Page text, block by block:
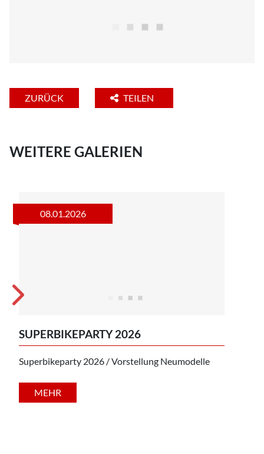
ZURÜCK TEILEN
WEITERE GALERIEN
08.01.2026
SUPERBIKEPARTY 2026
Superbikeparty 2026 / Vorstellung Neumodelle
MEHR